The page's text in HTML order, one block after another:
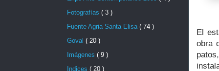
El
obra
Fotografías ( 3 )
Fuente Agria Santa Elisa ( 74 )
Goval ( 20 )
Imágenes ( 9 )
Indices ( 20 )